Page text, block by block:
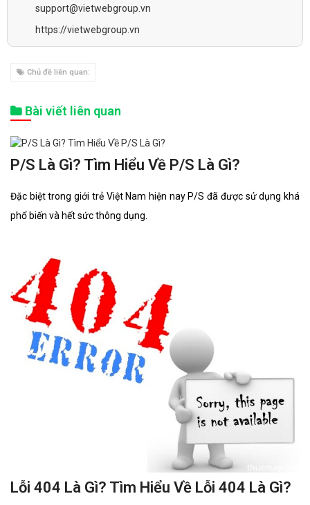
support@vietwebgroup.vn
https://vietwebgroup.vn
Chủ đề liên quan:
Bài viết liên quan
P/S Là Gì? Tìm Hiểu Về P/S Là Gì?
Đặc biệt trong giới trẻ Việt Nam hiện nay P/S đã được sử dụng khá
phổ biến và hết sức thông dụng.
Lỗi 404 Là Gì? Tìm Hiểu Về Lỗi 404 Là Gì?